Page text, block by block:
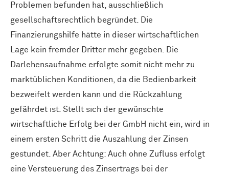
Problemen befunden hat, ausschließlich
gesellschaftsrechtlich begründet. Die
Finanzierungshilfe hätte in dieser wirtschaftlichen
Lage kein fremder Dritter mehr gegeben. Die
Darlehensaufnahme erfolgte somit nicht mehr zu
marktüblichen Konditionen, da die Bedienbarkeit
bezweifelt werden kann und die Rückzahlung
gefährdet ist. Stellt sich der gewünschte
wirtschaftliche Erfolg bei der GmbH nicht ein, wird in
einem ersten Schritt die Auszahlung der Zinsen
gestundet. Aber Achtung: Auch ohne Zufluss erfolgt
eine Versteuerung des Zinsertrags bei der